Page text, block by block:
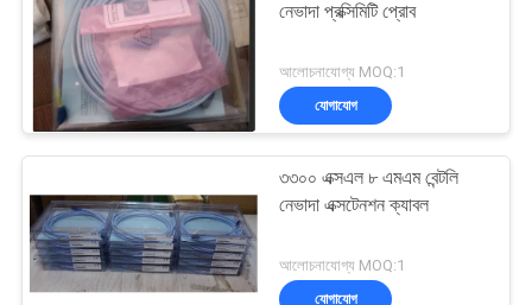
নেভাদা প্রক্সিমিটি প্রোব
আলোচনাযোগ্য MOQ:1
যোগাযোগ
৩৩০০ এক্সএল ৮ এমএম বেন্টলি
নেভাদা এক্সটেনশন ক্যাবল
আলোচনাযোগ্য MOQ:1
যোগাযোগ